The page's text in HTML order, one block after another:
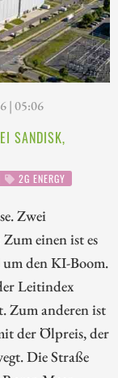
| 05:06
SANDISK,
2G ENERGY
Zwei
einen ist es
den KI-Boom.
Leitindex
Zum anderen ist
der Ölpreis, der
Die Straße